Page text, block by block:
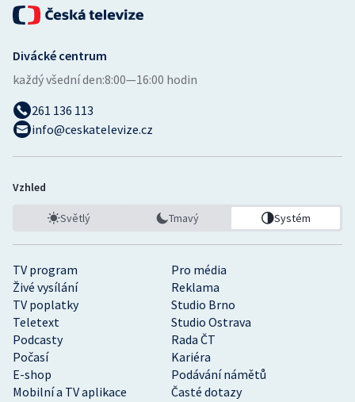
TV program
Pro média
Živé vysílání
Reklama
TV poplatky
Studio Brno
Teletext
Studio Ostrava
Podcasty
Rada ČT
Počasí
Kariéra
E-shop
Podávání námětů
Mobilní a TV aplikace
Časté dotazy
Divácké centrum
každý všední den:8:00—16:00 hodin
261 136 113
info@ceskatelevize.cz
Vzhled
Světlý Tmavý Systém